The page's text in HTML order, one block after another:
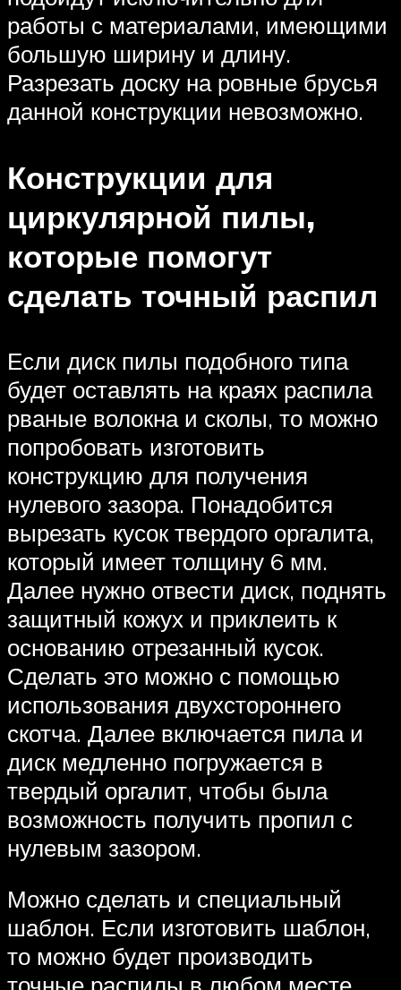
работы с материалами, имеющими
большую ширину и длину.
Разрезать доску на ровные брусья
данной конструкции невозможно.
Конструкции для
циркулярной пилы,
которые помогут
сделать точный распил
Если диск пилы подобного типа
будет оставлять на краях распила
рваные волокна и сколы, то можно
попробовать изготовить
конструкцию для получения
нулевого зазора. Понадобится
вырезать кусок твердого оргалита,
который имеет толщину 6 мм.
Далее нужно отвести диск, поднять
защитный кожух и приклеить к
основанию отрезанный кусок.
Сделать это можно с помощью
использования двухстороннего
скотча. Далее включается пила и
диск медленно погружается в
твердый оргалит, чтобы была
возможность получить пропил с
нулевым зазором.
Можно сделать и специальный
шаблон. Если изготовить шаблон,
то можно будет производить